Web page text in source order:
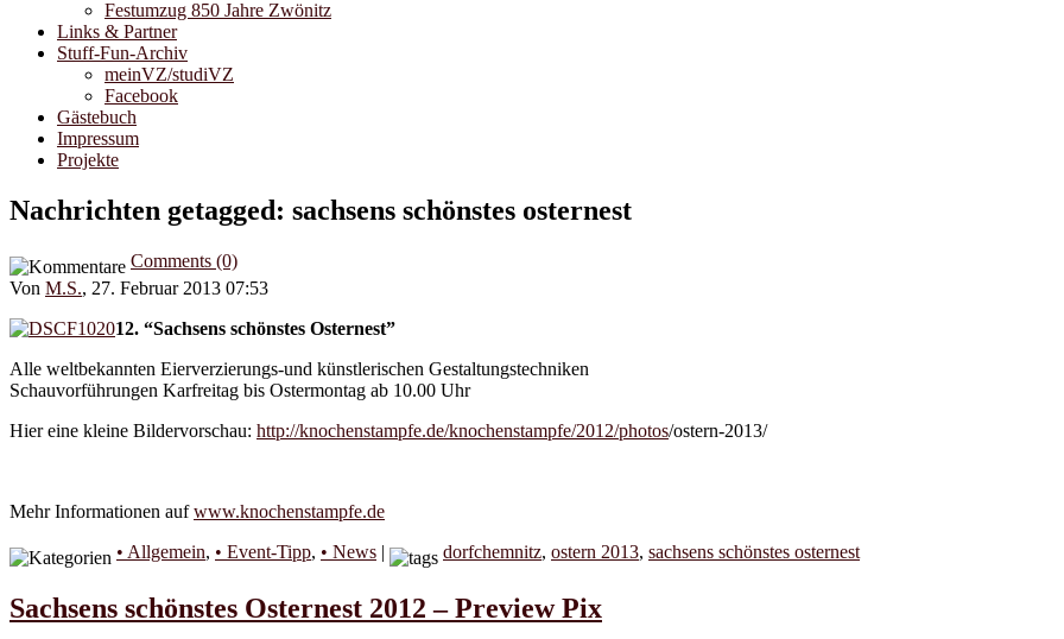
Festumzug 850 Jahre Zwönitz
Links & Partner
Stuff-Fun-Archiv
meinVZ/studiVZ
Facebook
Gästebuch
Impressum
Projekte
Nachrichten getagged: sachsens schönstes osternest
Comments (0)
Von M.S., 27. Februar 2013 07:53
12. “Sachsens schönstes Osternest”
Alle weltbekannten Eierverzierungs-und künstlerischen Gestaltungstechniken
Schauvorführungen Karfreitag bis Ostermontag ab 10.00 Uhr
Hier eine kleine Bildervorschau: http://knochenstampfe.de/knochenstampfe/2012/photos/ostern-2013/
Mehr Informationen aufwww.knochenstampfe.de
• Allgemein, • Event-Tipp, • News | dorfchemnitz, ostern 2013, sachsens schönstes osternest
Sachsens schönstes Osternest 2012 – Preview Pix